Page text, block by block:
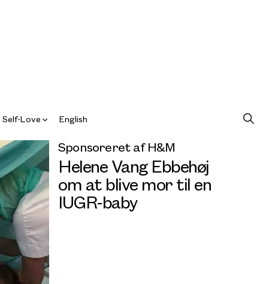
Self-Love English
Sponsoreret af H&M
Helene Vang Ebbehøj
om at blive mor til en
IUGR-baby